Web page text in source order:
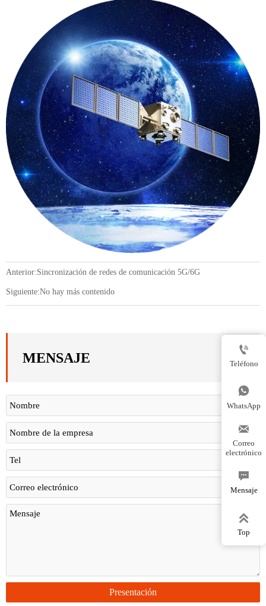
Anterior:Sincronización de redes de comunicación 5G/6G
Siguiente:No hay más contenido
MENSAJE
Presentación

Teléfono

WhatsApp

Correo
electrónico

Mensaje

Top